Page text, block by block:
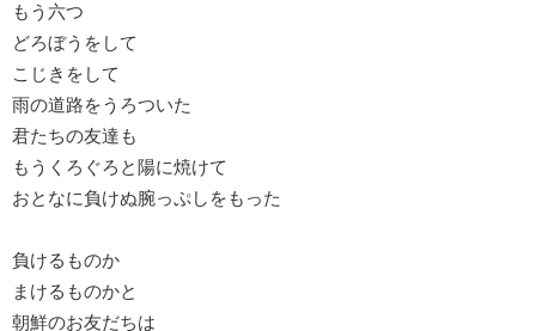
もう六つ
どろぼうをして
こじきをして
雨の道路をうろついた
君たちの友達も
もうくろぐろと陽に焼けて
おとなに負けぬ腕っぷしをもった
負けるものか
まけるものかと
朝鮮のお友だちは